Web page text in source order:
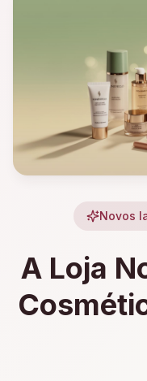
Novos
A Loja